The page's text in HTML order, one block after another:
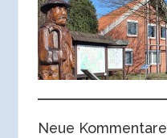
Neue Kommentare